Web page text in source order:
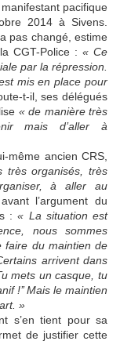
pacifique
2014 à Sivens.
pas changé, estime
CGT-Police : « Ce
par la répression.
mis en place pour
t-il, ses délégués
« de manière très
mais d’aller à
même ancien CRS,
très organisés, très
à aller au
l’argument du
:« La situation est
nous sommes
faire du maintien de
arrivent dans
mets un casque, tu
!’’ Mais le maintien
»
s’en tient pour sa
de justifier cette